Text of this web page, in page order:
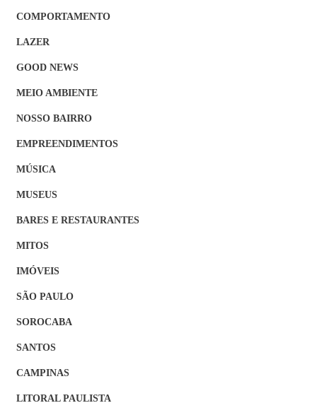
COMPORTAMENTO
LAZER
GOOD NEWS
MEIO AMBIENTE
NOSSO BAIRRO
EMPREENDIMENTOS
MÚSICA
MUSEUS
BARES E RESTAURANTES
MITOS
IMÓVEIS
SÃO PAULO
SOROCABA
SANTOS
CAMPINAS
LITORAL PAULISTA